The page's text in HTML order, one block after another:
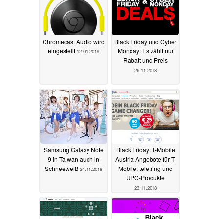
Chromecast Audio wird
eingestellt 12.01.2019
Black Friday und Cyber
Monday: Es zählt nur
Rabatt und Preis
26.11.2018
Samsung Galaxy Note
9 in Taiwan auch in
Schneeweiß 24.11.2018
Black Friday: T-Mobile
Austria Angebote für T-
Mobile, tele.ring und
UPC-Produkte
23.11.2018